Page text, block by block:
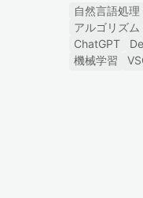
自然言語処理
アルゴリズム
ChatGPT
機械学習